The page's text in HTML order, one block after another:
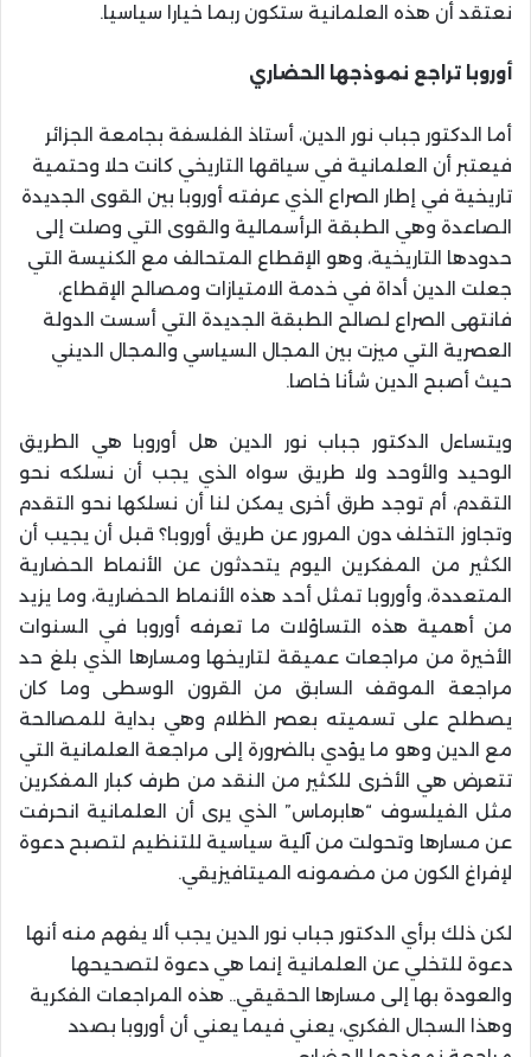
نعتقد أن هذه العلمانية ستكون ربما خيارا سياسيا.
أوروبا تراجع نموذجها الحضاري
أما الدكتور جباب نور الدين، أستاذ الفلسفة بجامعة الجزائر
فيعتبر أن العلمانية في سياقها التاريخي كانت حلا وحتمية
تاريخية في إطار الصراع الذي عرفته أوروبا بين القوى الجديدة
الصاعدة وهي الطبقة الرأسمالية والقوى التي وصلت إلى
حدودها التاريخية، وهو الإقطاع المتحالف مع الكنيسة التي
جعلت الدين أداة في خدمة الامتيازات ومصالح الإقطاع،
فانتهى الصراع لصالح الطبقة الجديدة التي أسست الدولة
العصرية التي ميزت بين المجال السياسي والمجال الديني
حيث أصبح الدين شأنا خاصا.
ويتساءل الدكتور جباب نور الدين هل أوروبا هي الطريق
الوحيد والأوحد ولا طريق سواه الذي يجب أن نسلكه نحو
التقدم، أم توجد طرق أخرى يمكن لنا أن نسلكها نحو التقدم
وتجاوز التخلف دون المرور عن طريق أوروبا؟ قبل أن يجيب أن
الكثير من المفكرين اليوم يتحدثون عن الأنماط الحضارية
المتعددة، وأوروبا تمثل أحد هذه الأنماط الحضارية، وما يزيد
من أهمية هذه التساؤلات ما تعرفه أوروبا في السنوات
الأخيرة من مراجعات عميقة لتاريخها ومسارها الذي بلغ حد
مراجعة الموقف السابق من القرون الوسطى وما كان
يصطلح على تسميته بعصر الظلام وهي بداية للمصالحة
مع الدين وهو ما يؤدي بالضرورة إلى مراجعة العلمانية التي
تتعرض هي الأخرى للكثير من النقد من طرف كبار المفكرين
مثل الفيلسوف “هابرماس” الذي يرى أن العلمانية انحرفت
عن مسارها وتحولت من آلية سياسية للتنظيم لتصبح دعوة
لإفراغ الكون من مضمونه الميتافيزيقي.
لكن ذلك برأي الدكتور جباب نور الدين يجب ألا يفهم منه أنها
دعوة للتخلي عن العلمانية إنما هي دعوة لتصحيحها
والعودة بها إلى مسارها الحقيقي.. هذه المراجعات الفكرية
وهذا السجال الفكري، يعني فيما يعني أن أوروبا بصدد